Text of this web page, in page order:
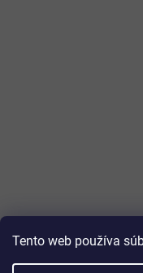
Tento web používa